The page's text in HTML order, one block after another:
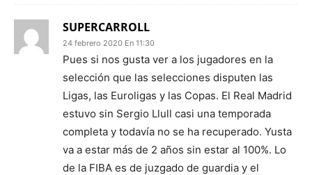
SUPERCARROLL
24 febrero 2020 En 11:30
Pues si nos gusta ver a los jugadores en la
selección que las selecciones disputen las
Ligas, las Euroligas y las Copas. El Real Madrid
estuvo sin Sergio Llull casi una temporada
completa y todavía no se ha recuperado. Yusta
va a estar más de 2 años sin estar al 100%. Lo
de la FIBA es de juzgado de guardia y el